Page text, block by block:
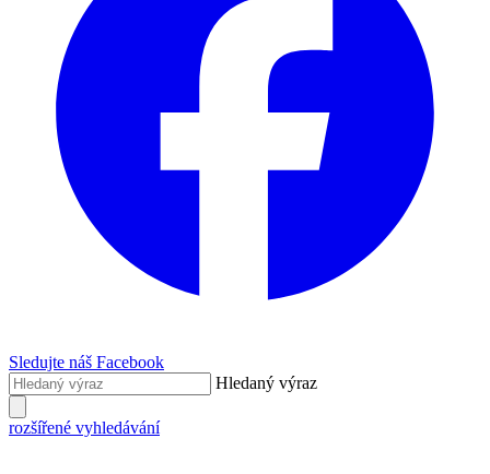
Sledujte náš Facebook
Hledaný výraz
rozšířené vyhledávání